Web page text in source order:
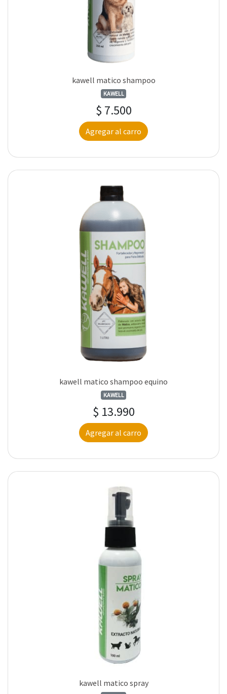
kawell matico shampoo
KAWELL
$ 7.500
Agregar al carro
kawell matico shampoo equino
KAWELL
$ 13.990
Agregar al carro
kawell matico spray